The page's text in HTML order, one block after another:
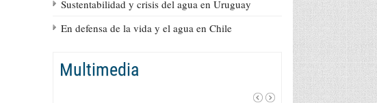
Sustentabilidad y crisis del agua en Uruguay
En defensa de la vida y el agua en Chile
Multimedia